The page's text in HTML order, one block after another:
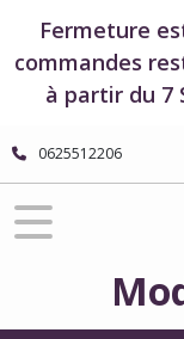
Fermeture
commandes
à partir du 7
0625512206